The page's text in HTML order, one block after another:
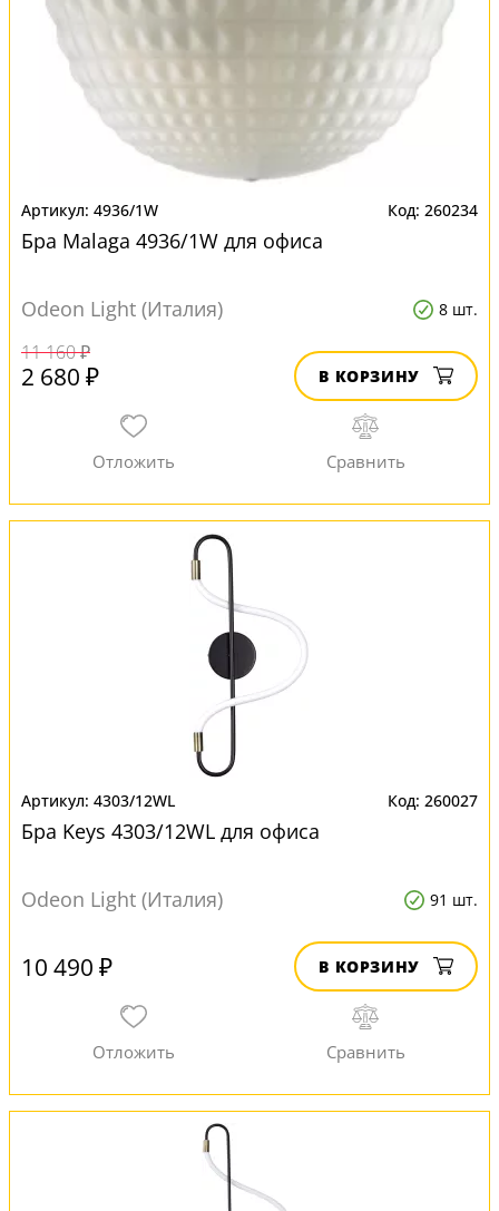
4936/1W 260234
Бра Malaga 4936/1W для офиса
Odeon Light (Италия) 8 шт.
11 160 ₽
2 680 ₽ В КОРЗИНУ
4303/12WL 260027
Бра Keys 4303/12WL для офиса
Odeon Light (Италия) 91 шт.
10 490 ₽ В КОРЗИНУ